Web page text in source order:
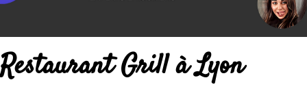
Restaurant Grill à Lyon